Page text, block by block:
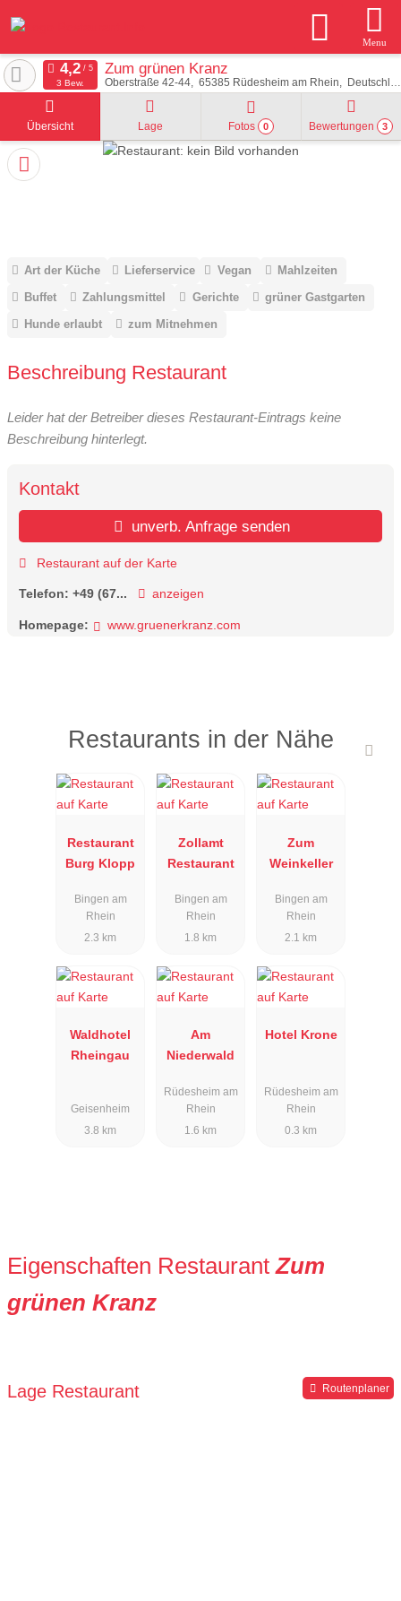
Menu
Zum grünen Kranz
Oberstraße 42-44 65385 Rüdesheim am Rhein Deutschland
3 Bew.
Übersicht Lage Fotos 0 Bewertungen 3
Art der Küche Lieferservice Vegan
Mahlzeiten
Buffet
Zahlungsmittel Gerichte
grüner Gastgarten
Hunde erlaubt
zum Mitnehmen
Beschreibung Restaurant
Leider hat der Betreiber dieses Restaurant-Eintrags keine
Beschreibung hinterlegt.
Kontakt
unverb. Anfrage senden
Restaurant auf der Karte
Telefon: +49 (67... anzeigen
Homepage: www.gruenerkranz.com
Restaurants in der Nähe
Restaurant
Burg Klopp
Bingen am
Rhein
2.3 km
Zollamt
Restaurant
Bingen am
Rhein
1.8 km
Zum
Weinkeller
Bingen am
Rhein
2.1 km
Waldhotel
Rheingau
Geisenheim
3.8 km
Am
Niederwald
Rüdesheim am
Rhein
1.6 km
Hotel Krone
Rüdesheim am
Rhein
0.3 km
Eigenschaften RestaurantZum
grünen Kranz
Lage Restaurant Routenplaner